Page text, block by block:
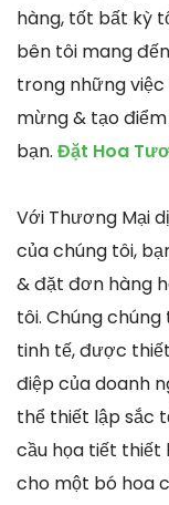
hàng, tốt bất kỳ
bên tôi mang
trong những
mừng & tạo
bạn. Đặt Hoa
Với Thương Mại
của chúng tôi,
& đặt đơn hàng
tôi. Chúng
tinh tế, được
điệp của doanh
thể thiết lập sắc
cầu họa tiết thiết
cho một bó hoa